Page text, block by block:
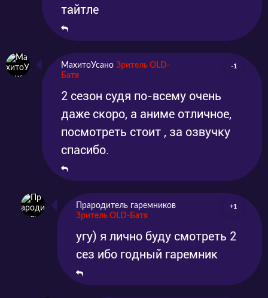
тайтле
МахитоУсано Зритель OLD-
Батя
-1
2 сезон судя по-всему очень
даже скоро, а аниме отличное,
посмотреть стоит , за озвучку
спасибо.
Прародитель гаремников
Зритель OLD-Батя
+1
угу) я лично буду смотреть 2
сез ибо годный гаремник